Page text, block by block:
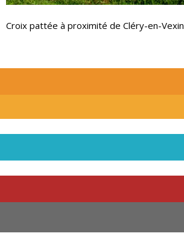
Croix pattée à proximité de Cléry-en-Vexin